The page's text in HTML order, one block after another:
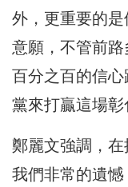
外，更重要的
意願，不管前
百分之百的信
黨來打贏這場彰
鄭麗文強調，在
我們非常的遺